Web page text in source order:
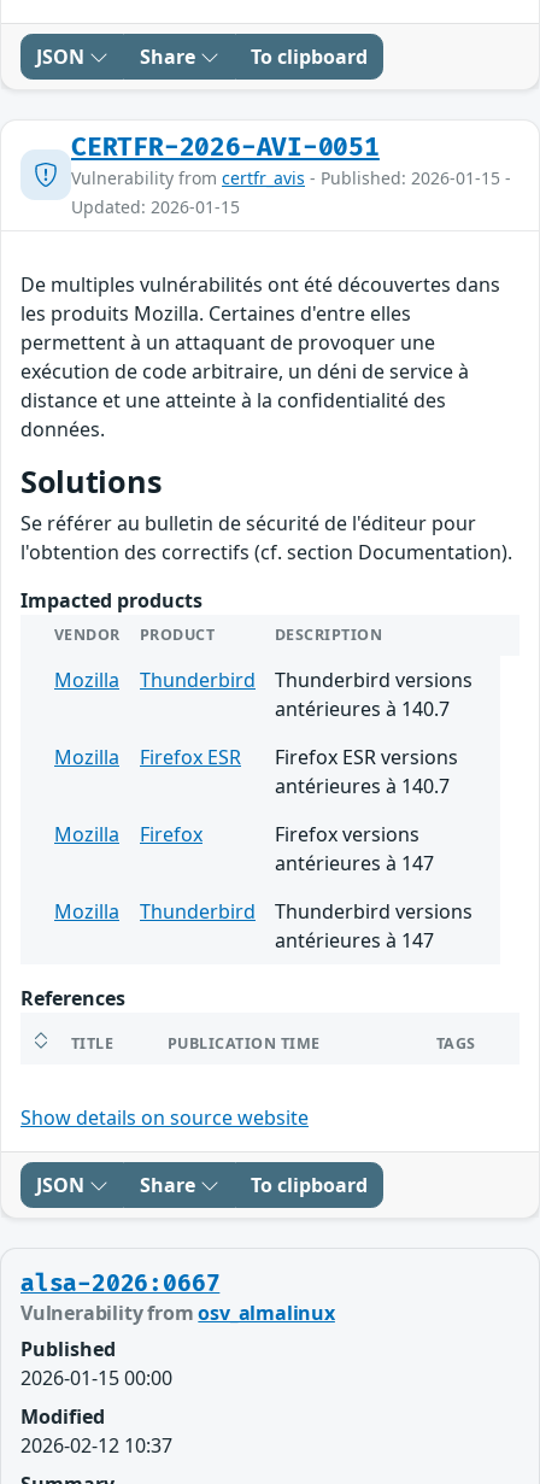
JSON Share To clipboard
CERTFR-2026-AVI-0051
Vulnerability from certfr_avis - Published: 2026-01-15 -
Updated: 2026-01-15
De multiples vulnérabilités ont été découvertes dans
les produits Mozilla. Certaines d'entre elles
permettent à un attaquant de provoquer une
exécution de code arbitraire, un déni de service à
distance et une atteinte à la confidentialité des
données.
Solutions
Se référer au bulletin de sécurité de l'éditeur pour
l'obtention des correctifs (cf. section Documentation).
Impacted products
VENDOR PRODUCT DESCRIPTION
Mozilla Thunderbird
Thunderbird versions
antérieures à 140.7
Mozilla
Firefox ESR
Firefox ESR versions
antérieures à 140.7
Mozilla
Firefox
Firefox versions
antérieures à 147
Mozilla
Thunderbird
Thunderbird versions
antérieures à 147
References
TITLE PUBLICATION TIME TAGS
Show details on source website
JSON Share To clipboard
alsa-2026:0667
Vulnerability fromosv_almalinux
Published
2026-01-15 00:00
Modified
2026-02-12 10:37